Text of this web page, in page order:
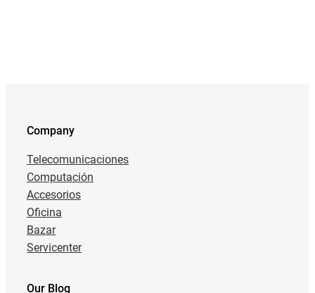
Company
Telecomunicaciones
Computación
Accesorios
Oficina
Bazar
Servicenter
Our Blog